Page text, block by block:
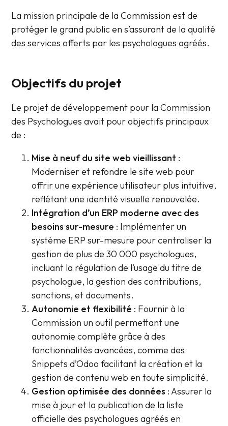
La mission principale de la Commission est de
protéger le grand public en s’assurant de la qualité
des services offerts par les psychologues agréés.
Objectifs du projet
Le projet de développement pour la Commission
des Psychologues avait pour objectifs principaux
de :
Mise à neuf du site web vieillissant :
Moderniser et refondre le site web pour
offrir une expérience utilisateur plus intuitive,
reflétant une identité visuelle renouvelée.
Intégration d’un ERP moderne avec des
besoins sur-mesure : Implémenter un
système ERP sur-mesure pour centraliser la
gestion de plus de 30 000 psychologues,
incluant la régulation de l’usage du titre de
psychologue, la gestion des contributions,
sanctions, et documents.
Autonomie et flexibilité : Fournir à la
Commission un outil permettant une
autonomie complète grâce à des
fonctionnalités avancées, comme des
Snippets d’Odoo facilitant la création et la
gestion de contenu web en toute simplicité.
Gestion optimisée des données : Assurer la
mise à jour et la publication de la liste
officielle des psychologues agréés en